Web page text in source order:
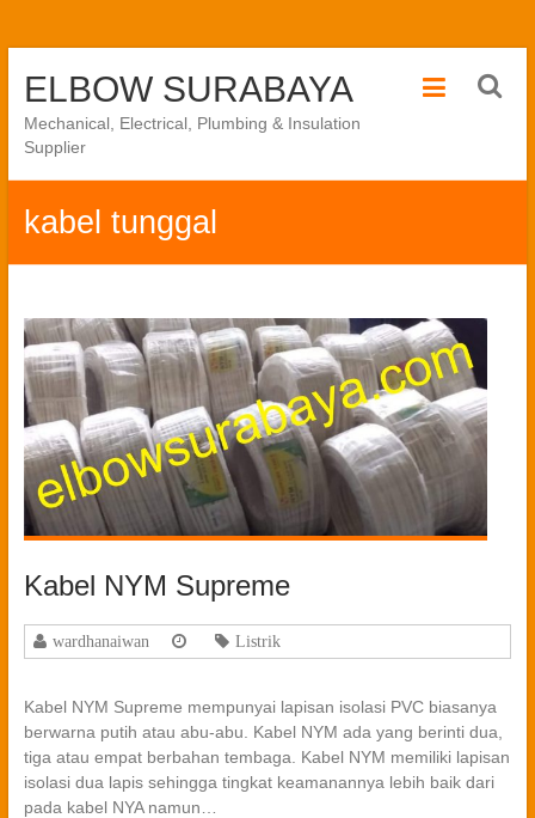
ELBOW SURABAYA
Mechanical, Electrical, Plumbing & Insulation
Supplier
kabel tunggal
Kabel NYM Supreme
wardhanaiwan Listrik
Kabel NYM Supreme mempunyai lapisan isolasi PVC biasanya
berwarna putih atau abu-abu. Kabel NYM ada yang berinti dua,
tiga atau empat berbahan tembaga. Kabel NYM memiliki lapisan
isolasi dua lapis sehingga tingkat keamanannya lebih baik dari
pada kabel NYA namun…